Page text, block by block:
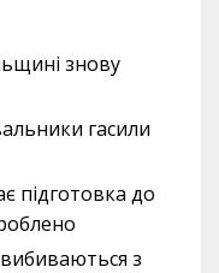
знову
гасили
підготовка до
з